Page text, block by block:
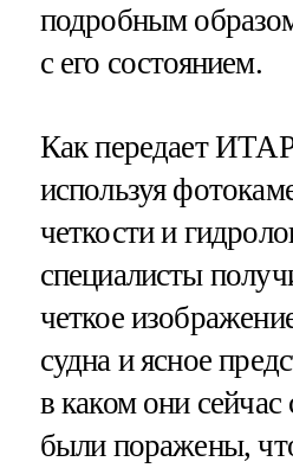
подробным
с его состоянием.
Как передает
используя
четкости и
специалисты
четкое
судна и ясное
в каком они сейчас
были поражены,